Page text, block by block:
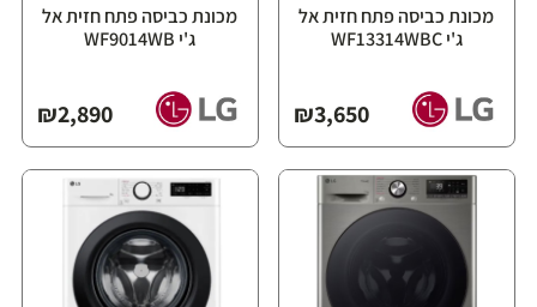
מכונת כביסה פתח חזית אל
ג'י WF13314WBC
₪3,650
מכונת כביסה פתח חזית אל
ג'י WF9014WB
₪2,890